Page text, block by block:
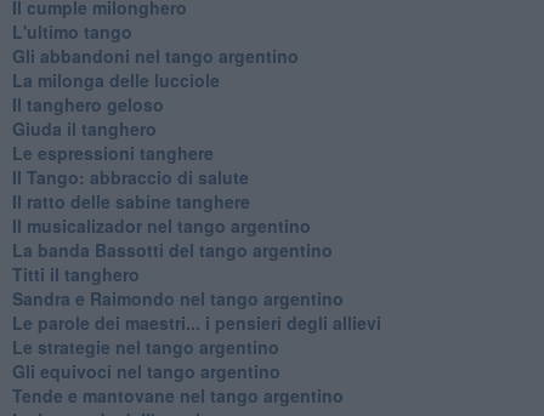
Il cumple milonghero
L'ultimo tango
Gli abbandoni nel tango argentino
La milonga delle lucciole
Il tanghero geloso
Giuda il tanghero
Le espressioni tanghere
Il Tango: abbraccio di salute
Il ratto delle sabine tanghere
Il musicalizador nel tango argentino
La banda Bassotti del tango argentino
Titti il tanghero
Sandra e Raimondo nel tango argentino
Le parole dei maestri... i pensieri degli allievi
Le strategie nel tango argentino
Gli equivoci nel tango argentino
Tende e mantovane nel tango argentino